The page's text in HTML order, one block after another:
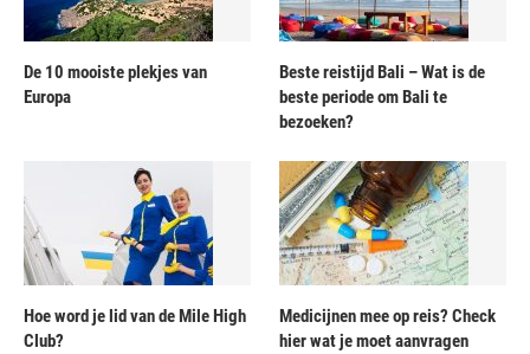
De 10 mooiste plekjes van
Europa
Beste reistijd Bali – Wat is de
beste periode om Bali te
bezoeken?
Hoe word je lid van de Mile High
Club?
Medicijnen mee op reis? Check
hier wat je moet aanvragen